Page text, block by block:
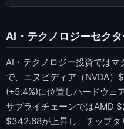
AI・テクノロジーセク
AI・テクノロジー投資では
で、エヌビディア（NVDA）
(+5.4%)に位置しハードウェ
サプライチェーンではAMD
$342.68が上昇し、チップタ